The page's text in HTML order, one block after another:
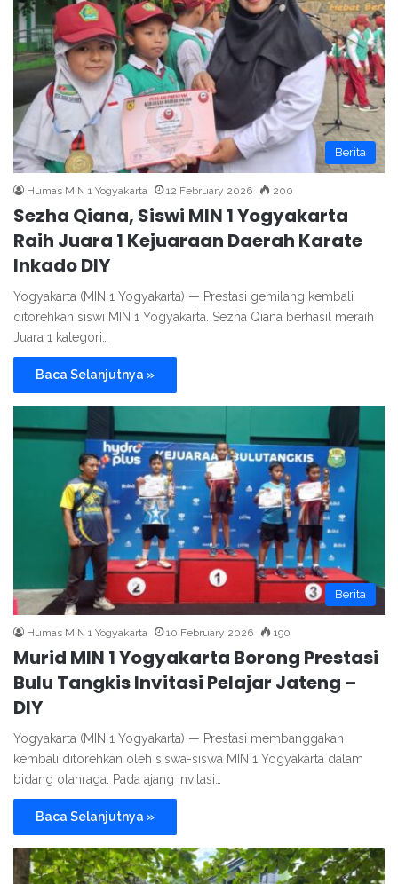
Berita
Humas MIN 1 Yogyakarta 12 February 2026 200
Sezha Qiana, Siswi MIN 1 Yogyakarta
Raih Juara 1 Kejuaraan Daerah Karate
Inkado DIY
Yogyakarta (MIN 1 Yogyakarta) — Prestasi gemilang kembali
ditorehkan siswi MIN 1 Yogyakarta. Sezha Qiana berhasil meraih
Juara 1 kategori…
Baca Selanjutnya »
Berita
Humas MIN 1 Yogyakarta 10 February 2026 190
Murid MIN 1 Yogyakarta Borong Prestasi
Bulu Tangkis Invitasi Pelajar Jateng –
DIY
Yogyakarta (MIN 1 Yogyakarta) — Prestasi membanggakan
kembali ditorehkan oleh siswa-siswa MIN 1 Yogyakarta dalam
bidang olahraga. Pada ajang Invitasi…
Baca Selanjutnya »